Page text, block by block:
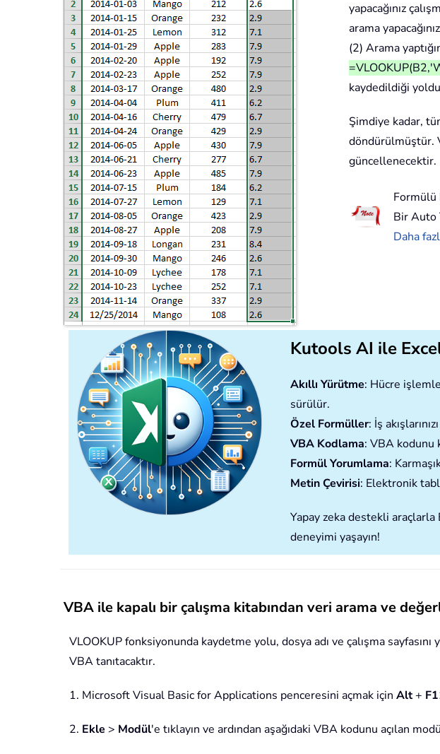
yapacağınız
arama
(2) Arama
kaydedildiği
Şimdiye kadar,
döndürülmüştür.
güncellenecektir.
Formülü
Bir Auto
Daha
Kutools AI ile
Akıllı Yürütme: Hücre
sürülür.
Özel Formüller: İş
VBA Kodlama: VBA kodunu
Formül Yorumlama:
Metin Çevirisi: Elektronik
Yapay zeka destekli
deneyimi yaşayın!
VBA ile kapalı bir çalışma kitabından veri arama ve
VLOOKUP fonksiyonunda kaydetme yolu, dosya adı ve çalışma
VBA tanıtacaktır.
1. Microsoft Visual Basic for Applications penceresini açmak için Alt+
2. Ekle > Modül'e tıklayın ve ardından aşağıdaki VBA kodunu açılan